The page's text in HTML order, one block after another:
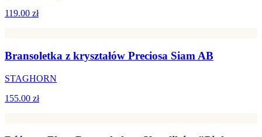
119.00 zł
Bransoletka z kryształów Preciosa Siam AB
STAGHORN
155.00 zł